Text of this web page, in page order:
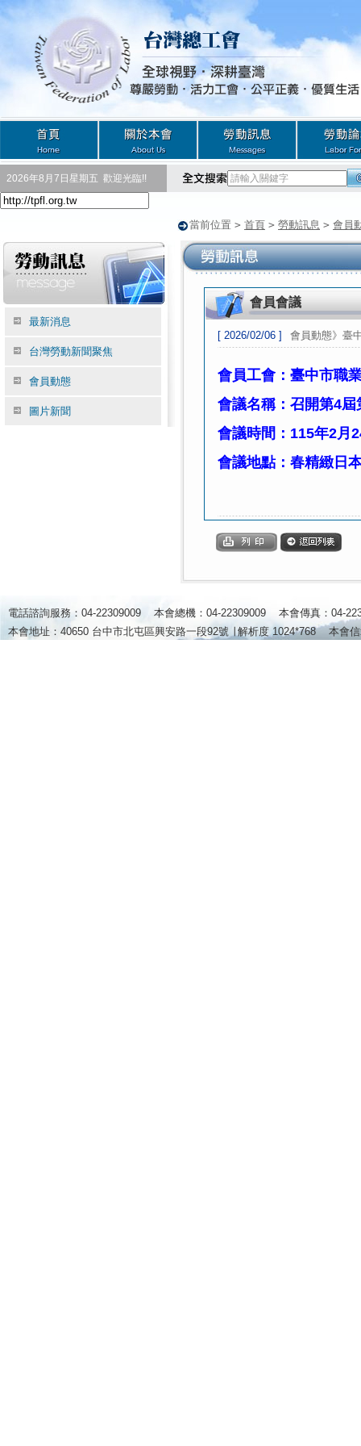
2026年8月7日星期五 歡迎光臨!!
當前位置 > 首頁 > 勞動訊息 > 會員
最新消息
台灣勞動新聞聚焦
會員動態
圖片新聞
會員會議
[ 2026/02/06 ] 會員動態》臺
會員工會：臺中市職
會議名稱：召開第4
會議時間：115年2月
會議地點：春精緻日
電話諮詢服務：04-22309009 本會總機：04-22309009 本會傳真：04-
本會地址：40650 台中市北屯區興安路一段92號 ∣解析度 1024*768本會信